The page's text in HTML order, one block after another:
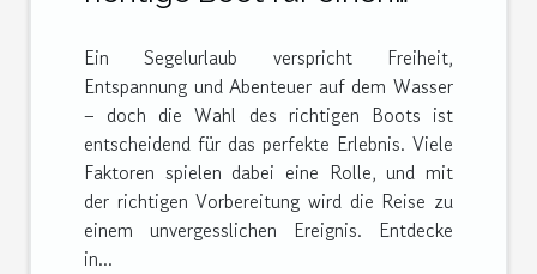
Segelurlaub?
Ein Segelurlaub verspricht Freiheit,
Entspannung und Abenteuer auf dem Wasser
– doch die Wahl des richtigen Boots ist
entscheidend für das perfekte Erlebnis. Viele
Faktoren spielen dabei eine Rolle, und mit
der richtigen Vorbereitung wird die Reise zu
einem unvergesslichen Ereignis. Entdecke
in...